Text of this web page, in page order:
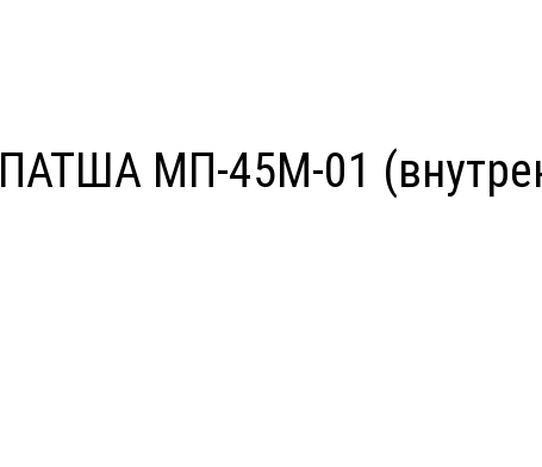
МП-45М-01